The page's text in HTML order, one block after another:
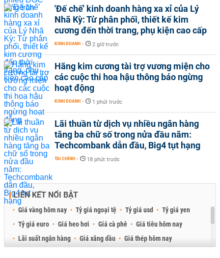
'Đế chế’ kinh doanh hàng xa xỉ của Lý
Nhã Kỳ: Từ phân phối, thiết kế kim
cương đến thời trang, phụ kiện cao cấp
KINH DOANH - 2 giờ trước
Hãng kim cương tài trợ vương miện cho
các cuộc thi hoa hậu thông báo ngừng
hoạt động
KINH DOANH - 1 phút trước
Lãi thuần từ dịch vụ nhiều ngân hàng
tăng ba chữ số trong nửa đầu năm:
Techcombank dẫn đầu, Big4 tụt hạng
TÀI CHÍNH - 18 phút trước
LIÊN KẾT NỔI BẬT
Giá vàng hôm nay Tỷ giá ngoại tệ Tỷ giá usd
Tỷ giá yen
Tỷ giá euro
Giá heo hơi Giá cà phê
Giá tiêu hôm nay
Lãi suất ngân hàng
Giá xăng dầu
Giá thép hôm nay